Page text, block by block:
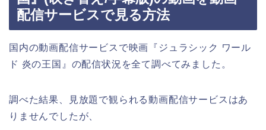
配信サービスで見る方法
国内の動画配信サービスで映画『ジュラシック ワール
ド 炎の王国』の配信状況を全て調べてみました。
調べた結果、見放題で観られる動画配信サービスはあ
りませんでしたが、